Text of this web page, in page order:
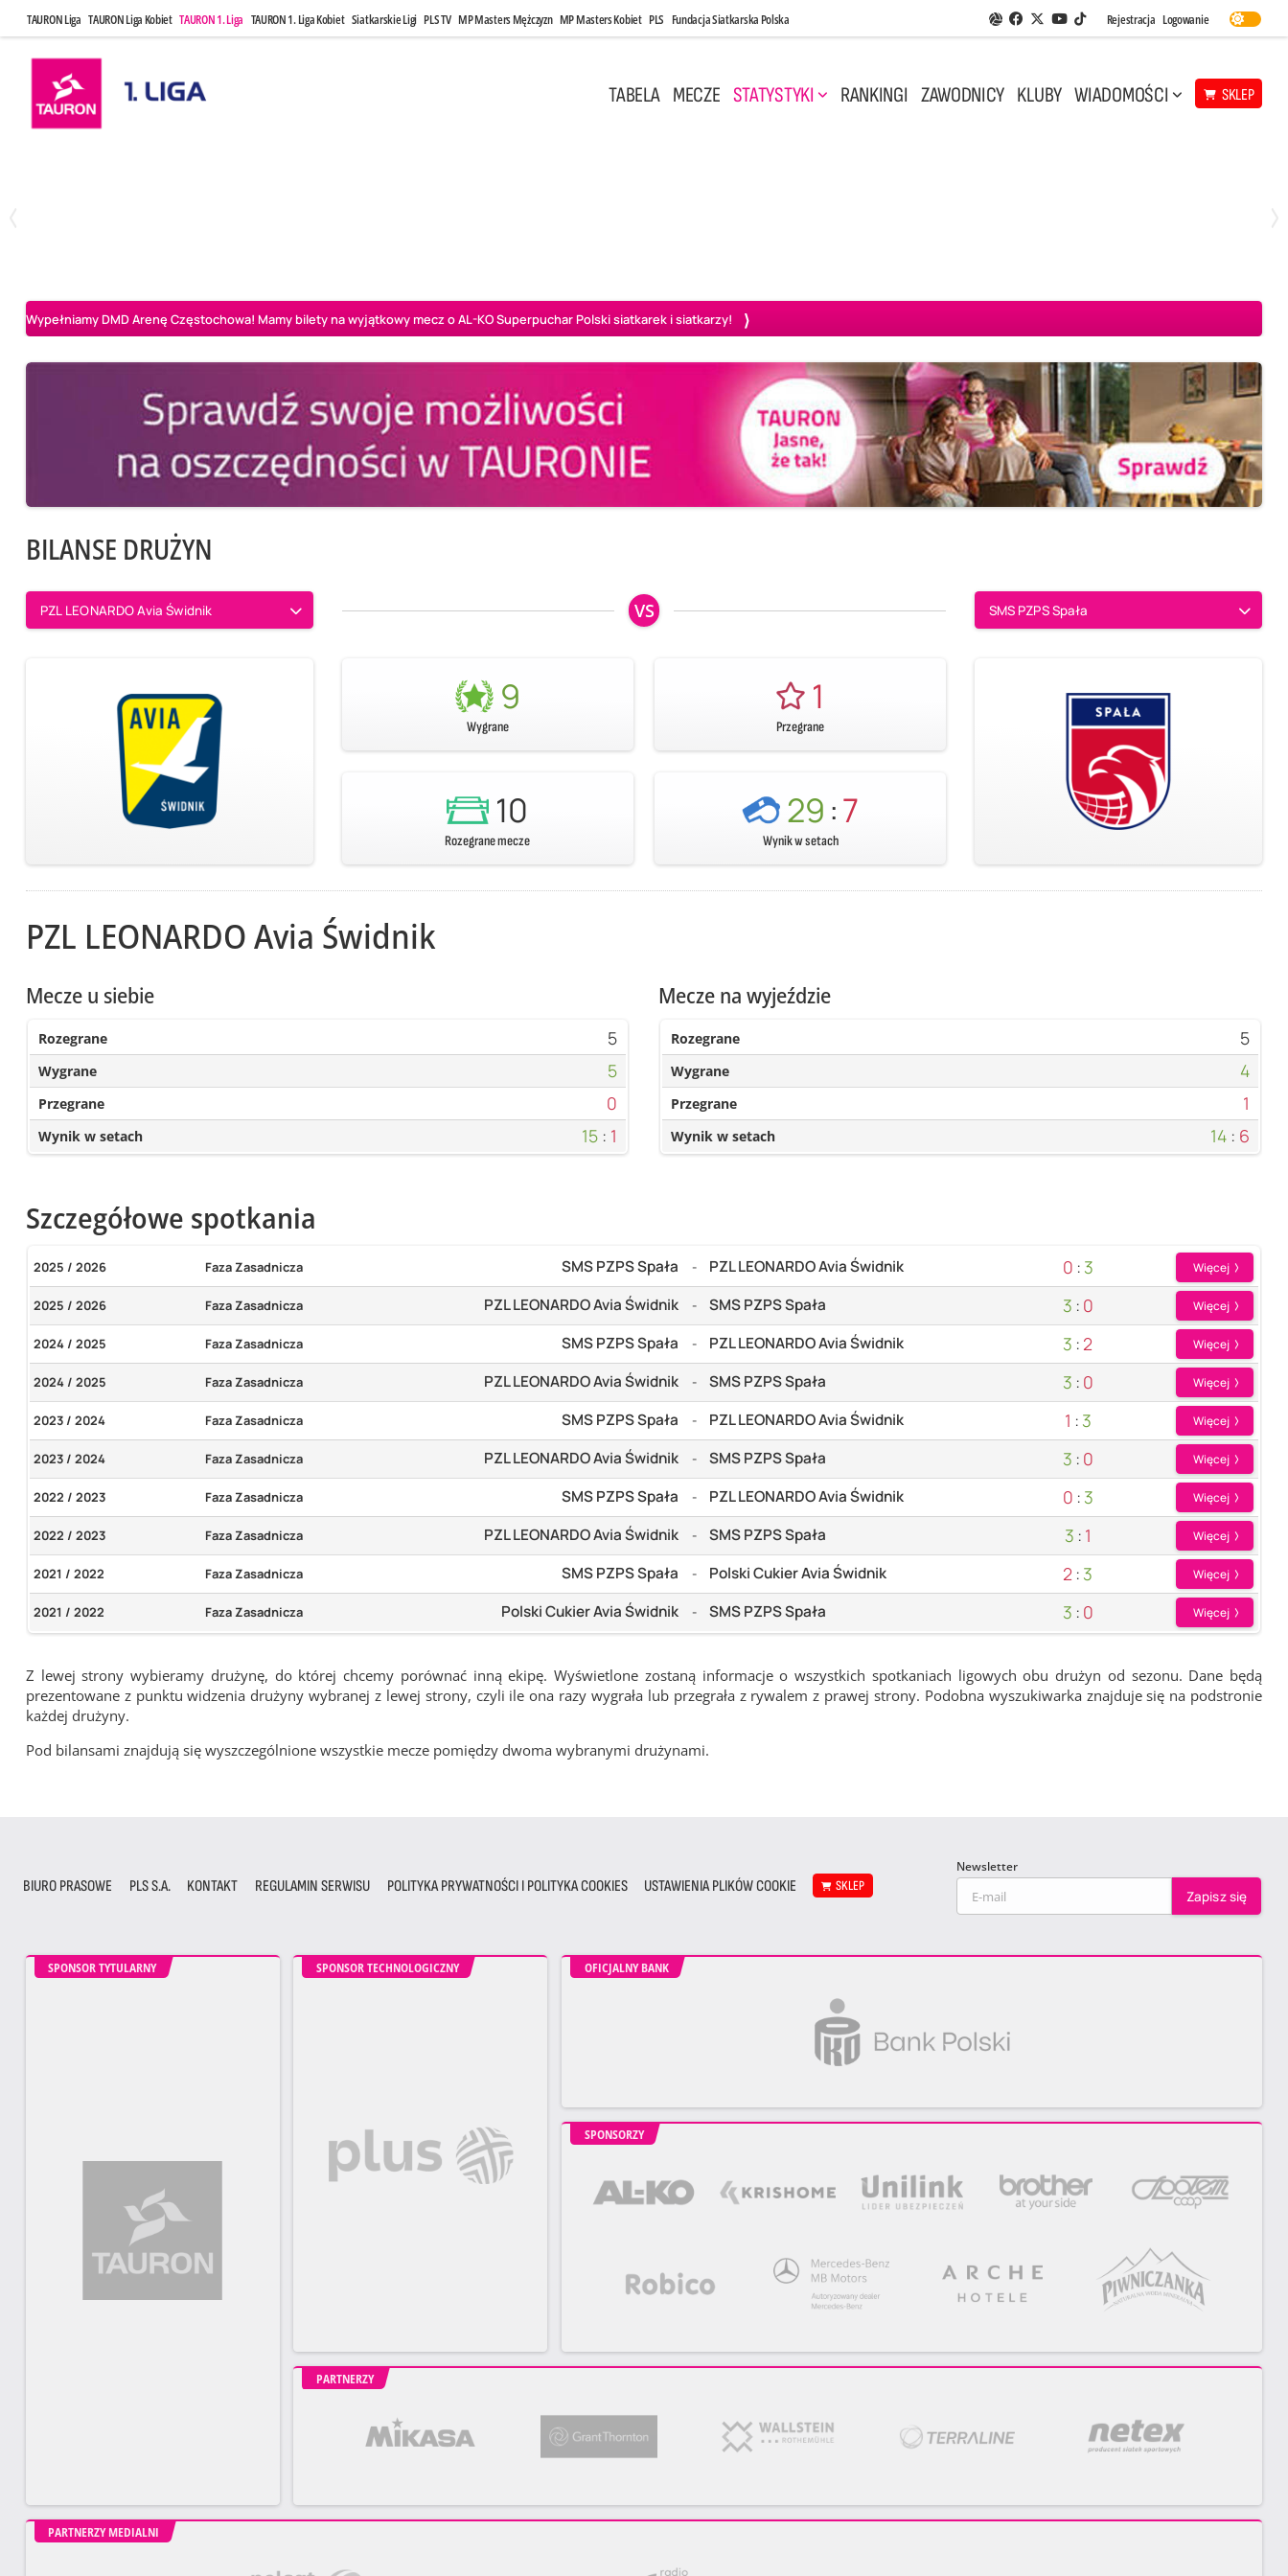
TAURON Liga TAURON Liga Kobiet TAURON 1. Liga TAURON 1. Liga Kobiet Siatkarskie Ligi PLS TV MP Masters Mężczyzn MP Masters Kobiet PLS Fundacja Siatkarska Polska Aplikacja Siatkarskie Ligi
Facebook
Twitter
Youtube
TikTok
Rejestracja Logowanie
TABELA MECZE STATYSTYKI RANKINGI ZAWODNICY KLUBY WIADOMOŚCI SKLEP
Wypełniamy DMD Arenę Częstochowa! Mamy bilety na wyjątkowy mecz o AL-KO Superpuchar Polski siatkarek i siatkarzy!
BILANSE DRUŻYN
PZL LEONARDO Avia Świdnik VS SMS PZPS Spała
9
Wygrane
1
Przegrane
10
Rozegrane mecze
29:7
Wynik w setach
PZL LEONARDO Avia Świdnik
Mecze u siebie
Rozegrane 5
Wygrane 5
Przegrane 0
Wynik w setach 15 : 1
Mecze na wyjeździe
Rozegrane 5
Wygrane 4
Przegrane 1
Wynik w setach 14 : 6
Szczegółowe spotkania
2025 / 2026 Faza Zasadnicza SMS PZPS Spała - PZL LEONARDO Avia Świdnik 0 : 3 Więcej
2025 / 2026 Faza Zasadnicza PZL LEONARDO Avia Świdnik - SMS PZPS Spała 3 : 0 Więcej
2024 / 2025 Faza Zasadnicza SMS PZPS Spała - PZL LEONARDO Avia Świdnik 3 : 2 Więcej
2024 / 2025 Faza Zasadnicza PZL LEONARDO Avia Świdnik - SMS PZPS Spała 3 : 0 Więcej
2023 / 2024 Faza Zasadnicza SMS PZPS Spała - PZL LEONARDO Avia Świdnik 1 : 3 Więcej
2023 / 2024 Faza Zasadnicza PZL LEONARDO Avia Świdnik - SMS PZPS Spała 3 : 0 Więcej
2022 / 2023 Faza Zasadnicza SMS PZPS Spała - PZL LEONARDO Avia Świdnik 0 : 3 Więcej
2022 / 2023 Faza Zasadnicza PZL LEONARDO Avia Świdnik - SMS PZPS Spała 3 : 1 Więcej
2021 / 2022 Faza Zasadnicza SMS PZPS Spała - Polski Cukier Avia Świdnik 2 : 3 Więcej
2021 / 2022 Faza Zasadnicza Polski Cukier Avia Świdnik - SMS PZPS Spała 3 : 0 Więcej
Z lewej strony wybieramy drużynę, do której chcemy porównać inną ekipę. Wyświetlone zostaną informacje o wszystkich spotkaniach ligowych obu drużyn od sezonu. Dane będą
prezentowane z punktu widzenia drużyny wybranej z lewej strony, czyli ile ona razy wygrała lub przegrała z rywalem z prawej strony. Podobna wyszukiwarka znajduje się na podstronie
każdej drużyny.
Pod bilansami znajdują się wyszczególnione wszystkie mecze pomiędzy dwoma wybranymi drużynami.
BIURO PRASOWE PLS S.A. KONTAKT REGULAMIN SERWISU POLITYKA PRYWATNOŚCI I POLITYKA COOKIES USTAWIENIA PLIKÓW COOKIE SKLEP
Newsletter
SPONSOR TYTULARNY SPONSOR TECHNOLOGICZNY OFICJALNY BANK
SPONSORZY
PARTNERZY
PARTNERZY MEDIALNI